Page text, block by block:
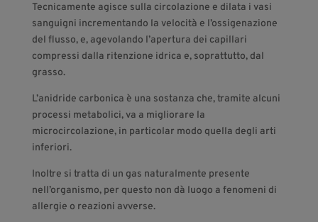
Tecnicamente agisce sulla circolazione e dilata i vasi
sanguigni incrementando la velocità e l’ossigenazione
del flusso, e, agevolando l’apertura dei capillari
compressi dalla ritenzione idrica e, soprattutto, dal
grasso.
L’anidride carbonica è una sostanza che, tramite alcuni
processi metabolici, va a migliorare la
microcircolazione, in particolar modo quella degli arti
inferiori.
Inoltre si tratta di un gas naturalmente presente
nell’organismo, per questo non dà luogo a fenomeni di
allergie o reazioni avverse.